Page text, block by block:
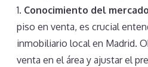
1. Conocimiento del
piso en venta, es crucial
inmobiliario local en Madrid.
venta en el área y ajustar el